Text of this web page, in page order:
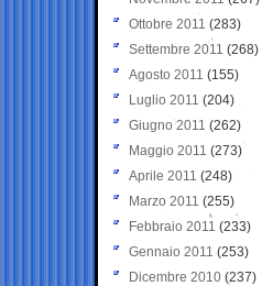
Ottobre 2011 (283)
Settembre 2011 (268)
Agosto 2011 (155)
Luglio 2011 (204)
Giugno 2011 (262)
Maggio 2011 (273)
Aprile 2011 (248)
Marzo 2011 (255)
Febbraio 2011 (233)
Gennaio 2011 (253)
Dicembre 2010 (237)